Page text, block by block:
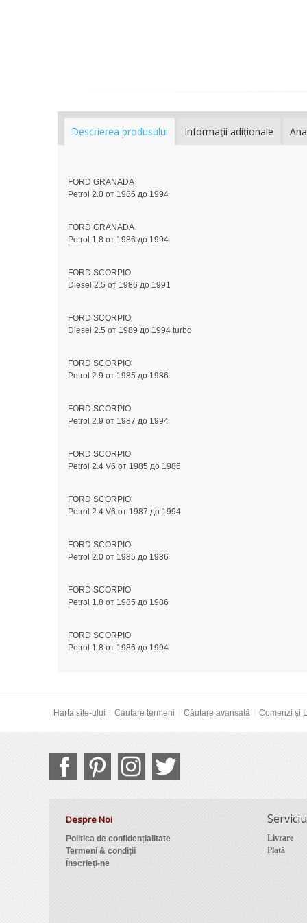
Descrierea produsului Informaţii adiţionale
FORD GRANADA
Petrol 2.0 от 1986 до 1994
FORD GRANADA
Petrol 1.8 от 1986 до 1994
FORD SCORPIO
Diesel 2.5 от 1986 до 1991
FORD SCORPIO
Diesel 2.5 от 1989 до 1994 turbo
FORD SCORPIO
Petrol 2.9 от 1985 до 1986
FORD SCORPIO
Petrol 2.9 от 1987 до 1994
FORD SCORPIO
Petrol 2.4 V6 от 1985 до 1986
FORD SCORPIO
Petrol 2.4 V6 от 1987 до 1994
FORD SCORPIO
Petrol 2.0 от 1985 до 1986
FORD SCORPIO
Petrol 1.8 от 1985 до 1986
FORD SCORPIO
Petrol 1.8 от 1986 до 1994
Harta site-ului Cautare termeni Căutare avansată Comenzi și
Despre Noi
Politica de confidențialitate
Termeni & condiții
Înscrieți-ne
Livrare
Plată